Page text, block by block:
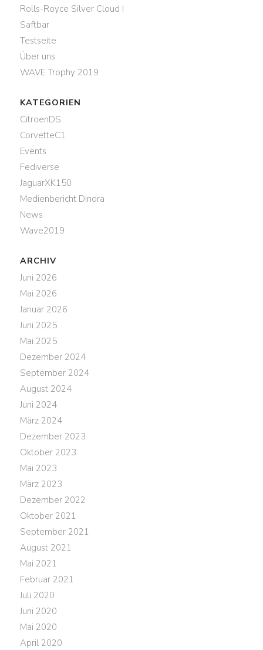
Rolls-Royce Silver Cloud I
Saftbar
Testseite
Über uns
WAVE Trophy 2019
KATEGORIEN
CitroenDS
CorvetteC1
Events
Fediverse
JaguarXK150
Medienbericht Dinora
News
Wave2019
ARCHIV
Juni 2026
Mai 2026
Januar 2026
Juni 2025
Mai 2025
Dezember 2024
September 2024
August 2024
Juni 2024
März 2024
Dezember 2023
Oktober 2023
Mai 2023
März 2023
Dezember 2022
Oktober 2021
September 2021
August 2021
Mai 2021
Februar 2021
Juli 2020
Juni 2020
Mai 2020
April 2020